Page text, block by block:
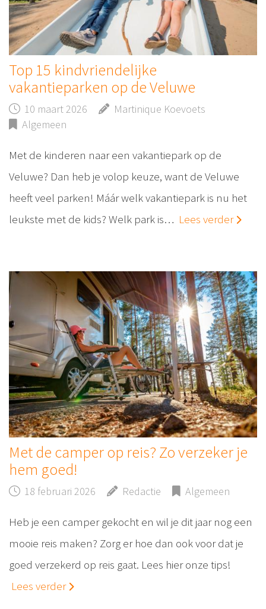
Top 15 kindvriendelijke
vakantieparken op de Veluwe
10 maart 2026
Martinique Koevoets
Algemeen
Met de kinderen naar een vakantiepark op de
Veluwe? Dan heb je volop keuze, want de Veluwe
heeft veel parken! Máár welk vakantiepark is nu het
leukste met de kids? Welk park is… Lees verder
Met de camper op reis? Zo verzeker je
hem goed!
18 februari 2026 Redactie Algemeen
Heb je een camper gekocht en wil je dit jaar nog een
mooie reis maken? Zorg er hoe dan ook voor dat je
goed verzekerd op reis gaat. Lees hier onze tips!
Lees verder